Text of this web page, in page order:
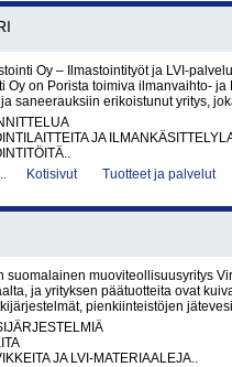
Oy – Ilmastointityöt ja LVI-
Oy on Porista toimiva ilmanvaihto-
saneerauksiin erikoistunut yritys,
JA
Kotisivut Tuotteet ja palvelut
suomalainen muoviteollisuusyritys
ja yrityksen päätuotteita ovat
pienkiinteistöjen
JA LVI-MATERIAALEJA..